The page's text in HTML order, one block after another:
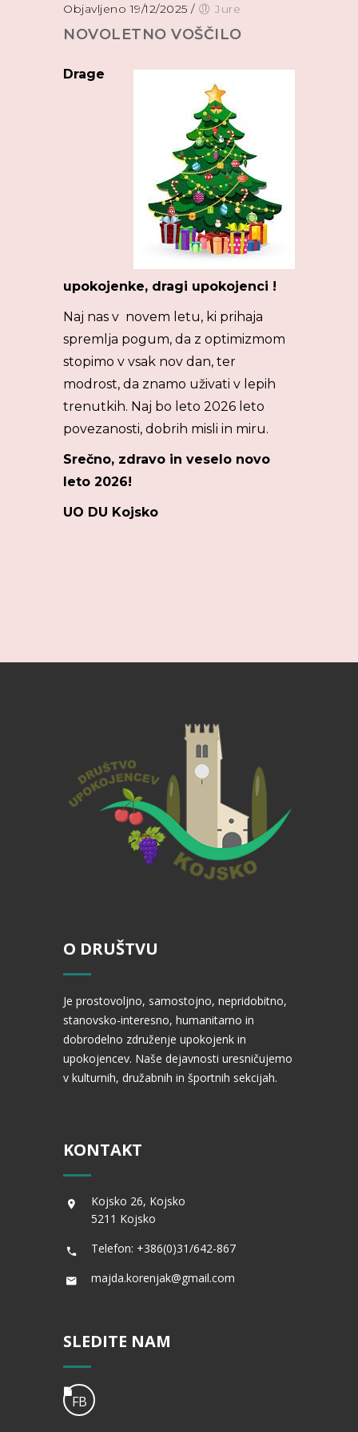
Objavljeno 19/12/2025 / Jure
NOVOLETNO VOŠČILO
Drage
upokojenke, dragi upokojenci !
Naj nas v novem letu, ki prihaja
spremlja pogum, da z optimizmom
stopimo v vsak nov dan, ter
modrost, da znamo uživati v lepih
trenutkih. Naj bo leto 2026 leto
povezanosti, dobrih misli in miru.
Srečno, zdravo in veselo novo
leto 2026!
UO DU Kojsko
O DRUŠTVU
Je prostovoljno, samostojno, nepridobitno,
stanovsko-interesno, humanitarno in
dobrodelno združenje upokojenk in
upokojencev. Naše dejavnosti uresničujemo
v kulturnih, družabnih in športnih sekcijah.
KONTAKT
Kojsko 26, Kojsko
5211 Kojsko
Telefon: +386(0)31/642-867
majda.korenjak@gmail.com
SLEDITE NAM
FB